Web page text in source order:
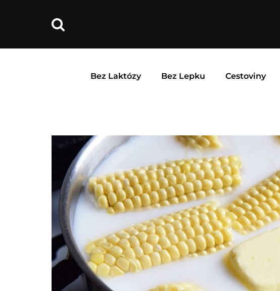
Bez Laktózy Bez Lepku Cestoviny